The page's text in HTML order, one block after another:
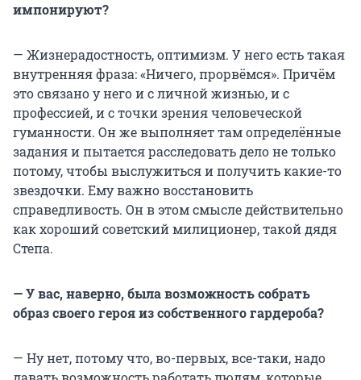
импонируют?
— Жизнерадостность, оптимизм. У него есть такая
внутренняя фраза: «Ничего, прорвёмся». Причём
это связано у него и с личной жизнью, и с
профессией, и с точки зрения человеческой
гуманности. Он же выполняет там определённые
задания и пытается расследовать дело не только
потому, чтобы выслужиться и получить какие-то
звездочки. Ему важно восстановить
справедливость. Он в этом смысле действительно
как хороший советский милиционер, такой дядя
Степа.
— У вас, наверно, была возможность собрать
образ своего героя из собственного гардероба?
— Ну нет, потому что, во-первых, все-таки, надо